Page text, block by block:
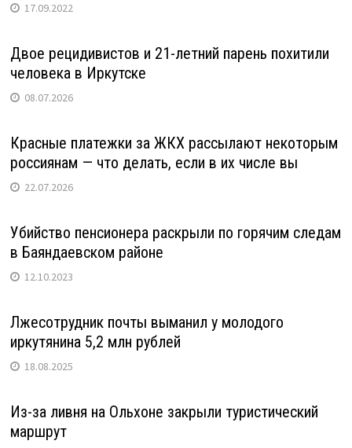
17.09.2022
Двое рецидивистов и 21-летний парень похитили
человека в Иркутске
08.07.2026
Красные платежки за ЖКХ рассылают некоторым
россиянам — что делать, если в их числе вы
22.07.2026
Убийство пенсионера раскрыли по горячим следам
в Баяндаевском районе
12.10.2023
Лжесотрудник почты выманил у молодого
иркутянина 5,2 млн рублей
18.08.2025
Из-за ливня на Ольхоне закрыли туристический
маршрут